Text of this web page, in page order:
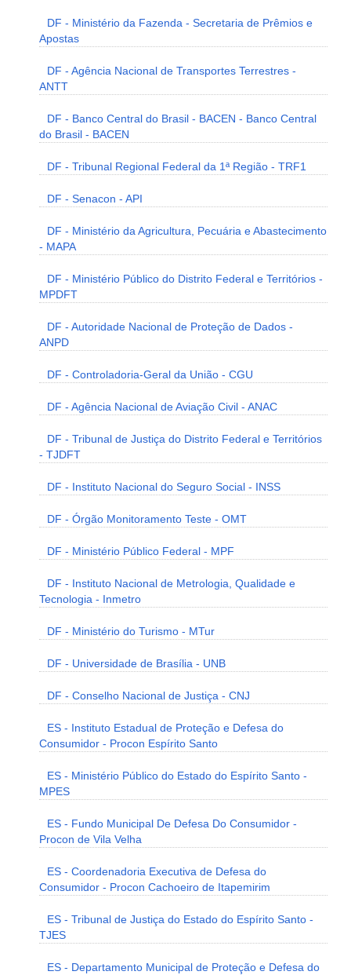
DF - Ministério da Fazenda - Secretaria de Prêmios e
Apostas
DF - Agência Nacional de Transportes Terrestres -
ANTT
DF - Banco Central do Brasil - BACEN - Banco Central
do Brasil - BACEN
DF - Tribunal Regional Federal da 1ª Região - TRF1
DF - Senacon - API
DF - Ministério da Agricultura, Pecuária e Abastecimento
- MAPA
DF - Ministério Público do Distrito Federal e Territórios -
MPDFT
DF - Autoridade Nacional de Proteção de Dados -
ANPD
DF - Controladoria-Geral da União - CGU
DF - Agência Nacional de Aviação Civil - ANAC
DF - Tribunal de Justiça do Distrito Federal e Territórios
- TJDFT
DF - Instituto Nacional do Seguro Social - INSS
DF - Órgão Monitoramento Teste - OMT
DF - Ministério Público Federal - MPF
DF - Instituto Nacional de Metrologia, Qualidade e
Tecnologia - Inmetro
DF - Ministério do Turismo - MTur
DF - Universidade de Brasília - UNB
DF - Conselho Nacional de Justiça - CNJ
ES - Instituto Estadual de Proteção e Defesa do
Consumidor - Procon Espírito Santo
ES - Ministério Público do Estado do Espírito Santo -
MPES
ES - Fundo Municipal De Defesa Do Consumidor -
Procon de Vila Velha
ES - Coordenadoria Executiva de Defesa do
Consumidor - Procon Cachoeiro de Itapemirim
ES - Tribunal de Justiça do Estado do Espírito Santo -
TJES
ES - Departamento Municipal de Proteção e Defesa do